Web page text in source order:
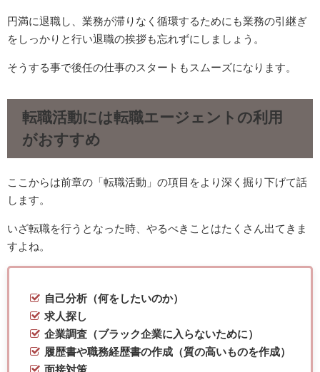
円満に退職し、業務が滞りなく循環するためにも業務の引継ぎ
をしっかりと行い退職の挨拶も忘れずにしましょう。
そうする事で後任の仕事のスタートもスムーズになります。
転職活動には転職エージェントの利用
がおすすめ
ここからは前章の「転職活動」の項目をより深く掘り下げて話
します。
いざ転職を行うとなった時、やるべきことはたくさん出てきま
すよね。
自己分析（何をしたいのか）
求人探し
企業調査（ブラック企業に入らないために）
履歴書や職務経歴書の作成（質の高いものを作成）
面接対策